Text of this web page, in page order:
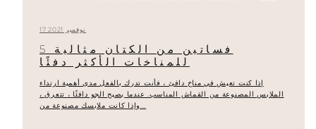
17 نوفمبر 2021
5 فساتين من الكتان مثالية
للمناخات الأكثر دفئًا
إذا كنت تعيش في مناخ دافئ ، فأنت تدرك بالفعل مدى أهمية ارتداء
الملابس المصنوعة من القماش المناسب. عندما يصبح الجو دافئًا ، تتعرق ،
وإذا كانت ملابسك مصنوعة من...